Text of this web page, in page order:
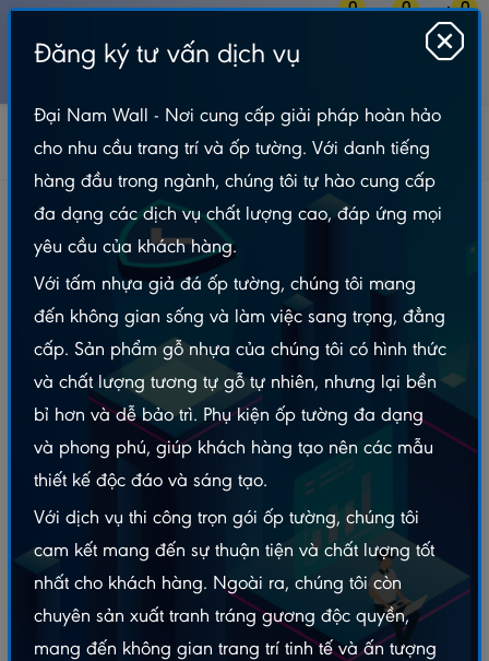
0 0 0
Bản Tin Tấm Nhựa Giả Đá
Loạt công trình ốp tấm nhựa giả đá Đại Nam Wall: Đẹp MÊ LY
Loạt công trình ốp tấm nhựa giả đá Đại Nam
Wall: Đẹp MÊ LY
Xem nhanh
Loạt Công Trình Ốp tấm nhựa giả đá Đại Nam Wall
Công Trình 1: Biệt Thự Phong Cách Tân Cổ Điển - Vẻ
Đẹp Sang Trọng Đến Từng Milimet
Công Trình 2: Căn Hộ Chung Cư Hiện Đại - Giải
Pháp Tối Ưu Cho Không Gian Nhỏ
Thiên Nhiên
Những Ưu Điểm Vượt Trội Của Tấm Nhựa Giả Đá
Đại Nam Wall
Vậy, Tấm Nhựa Giả Đá Đại Nam Wall Có Phải Là
"Thảm Họa"?
Một Vài Lưu Ý Nhỏ Để Tránh "Thảm Họa" Khi Sử
Dụng Tấm Nhựa Giả Đá
Đăng ký tư vấn dịch vụ
Đại Nam Wall - Nơi cung cấp giải pháp hoàn hảo
cho nhu cầu trang trí và ốp tường. Với danh tiếng
hàng đầu trong ngành, chúng tôi tự hào cung cấp
đa dạng các dịch vụ chất lượng cao, đáp ứng mọi
yêu cầu của khách hàng.
Với tấm nhựa giả đá ốp tường, chúng tôi mang
đến không gian sống và làm việc sang trọng, đẳng
cấp. Sản phẩm gỗ nhựa của chúng tôi có hình thức
và chất lượng tương tự gỗ tự nhiên, nhưng lại bền
bỉ hơn và dễ bảo trì. Phụ kiện ốp tường đa dạng
và phong phú, giúp khách hàng tạo nên các mẫu
thiết kế độc đáo và sáng tạo.
Với dịch vụ thi công trọn gói ốp tường, chúng tôi
cam kết mang đến sự thuận tiện và chất lượng tốt
nhất cho khách hàng. Ngoài ra, chúng tôi còn
chuyên sản xuất tranh tráng gương độc quyền,
mang đến không gian trang trí tinh tế và ấn tượng